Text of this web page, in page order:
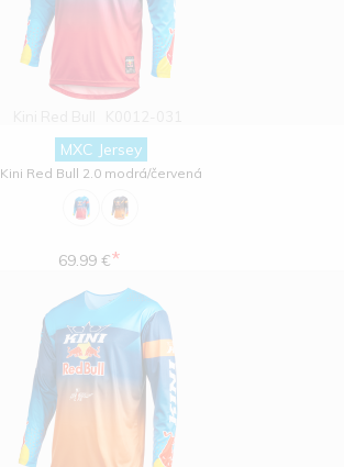
MXC Jersey
Kini Red Bull 2.0 modrá/červená
69.99 €*